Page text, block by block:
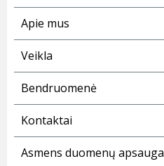
Apie mus
Veikla
Bendruomenė
Kontaktai
Asmens duomenų apsauga